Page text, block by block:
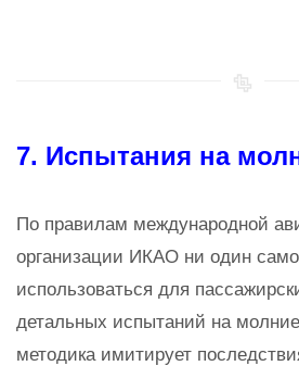
7. Испытания на
По правилам международной
организации ИКАО ни один
использоваться для
детальных испытаний на
методика имитирует